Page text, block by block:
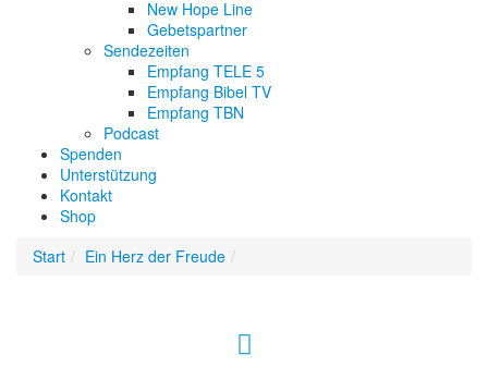
New Hope Line
Gebetspartner
Sendezeiten
Empfang TELE 5
Empfang Bibel TV
Empfang TBN
Podcast
Spenden
Unterstützung
Kontakt
Shop
Start
Ein Herz der Freude